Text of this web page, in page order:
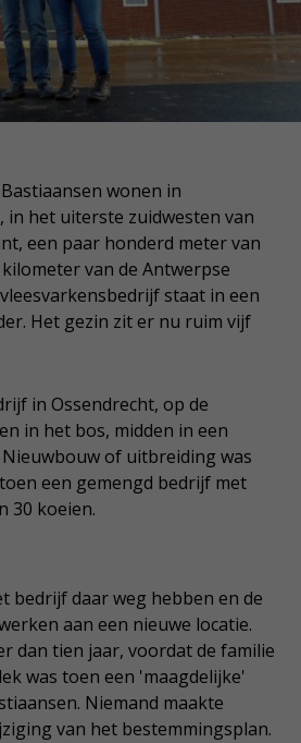
wonen in
in het uiterste zuidwesten van
een paar honderd meter van
van de Antwerpse
staat in een
Het gezin zit er nu ruim vijf
in Ossendrecht, op de
in het bos, midden in een
of uitbreiding was
een gemengd bedrijf met
30 koeien.
bedrijf daar weg hebben en de
aan een nieuwe locatie.
dan tien jaar, voordat de familie
was toen een 'maagdelijke'
Niemand maakte
van het bestemmingsplan.